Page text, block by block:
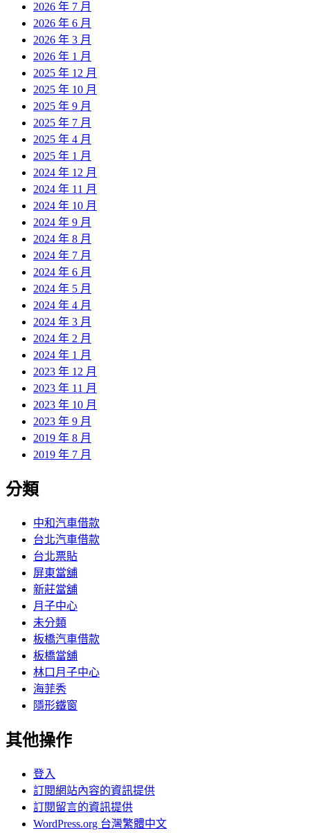
2026 年 7 月
2026 年 6 月
2026 年 3 月
2026 年 1 月
2025 年 12 月
2025 年 10 月
2025 年 9 月
2025 年 7 月
2025 年 4 月
2025 年 1 月
2024 年 12 月
2024 年 11 月
2024 年 10 月
2024 年 9 月
2024 年 8 月
2024 年 7 月
2024 年 6 月
2024 年 5 月
2024 年 4 月
2024 年 3 月
2024 年 2 月
2024 年 1 月
2023 年 12 月
2023 年 11 月
2023 年 10 月
2023 年 9 月
2019 年 8 月
2019 年 7 月
分類
中和汽車借款
台北汽車借款
台北票貼
屏東當舖
新莊當舖
月子中心
未分類
板橋汽車借款
板橋當舖
林口月子中心
海菲秀
隱形鐵窗
其他操作
登入
訂閱網站內容的資訊提供
訂閱留言的資訊提供
WordPress.org 台灣繁體中文